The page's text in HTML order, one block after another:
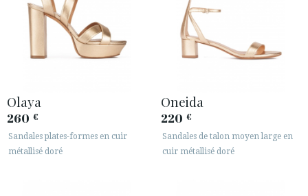
Olaya
260 €
Sandales plates-formes en cuir
métallisé doré
Oneida
220 €
Sandales de talon moyen large en
cuir métallisé doré